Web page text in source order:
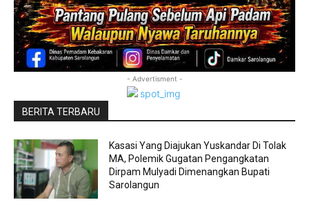
- Advertisment -
BERITA TERBARU
Kasasi Yang Diajukan Yuskandar Di Tolak
MA, Polemik Gugatan Pengangkatan
Dirpam Mulyadi Dimenangkan Bupati
Sarolangun